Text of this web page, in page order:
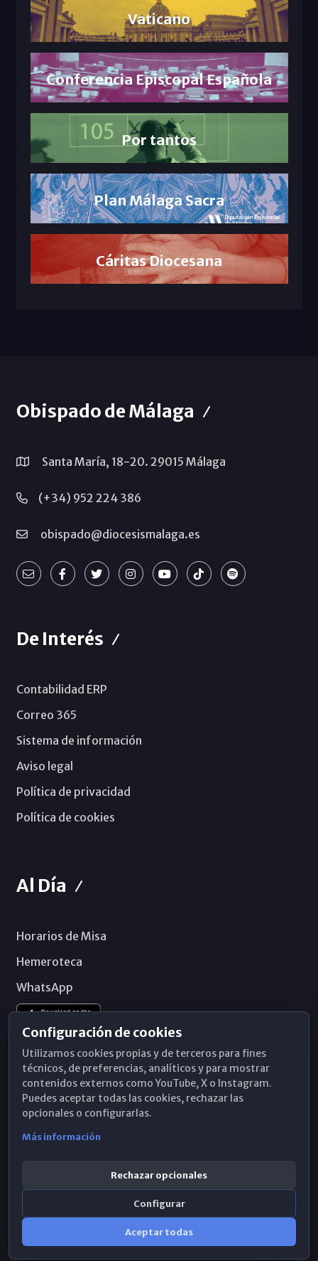
Vaticano
Conferencia Episcopal Española
Por tantos
Plan Málaga Sacra
Cáritas Diocesana
Obispado de Málaga
Santa María, 18-20. 29015 Málaga
(+34) 952 224 386
obispado@diocesismalaga.es
De Interés
Contabilidad ERP
Correo 365
Sistema de información
Aviso legal
Política de privacidad
Política de cookies
Al Día
Horarios de Misa
Hemeroteca
WhatsApp
Configuración de cookies
Utilizamos cookies propias y de terceros para fines
técnicos, de preferencias, analíticos y para mostrar
contenidos externos como YouTube, X o Instagram.
Puedes aceptar todas las cookies, rechazar las
opcionales o configurarlas.
Más información
Rechazar opcionales
Configurar
Aceptar todas